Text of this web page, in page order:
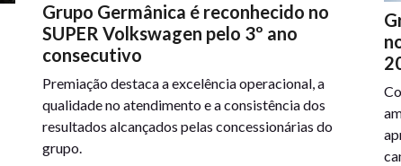
Grupo Germânica é reconhecido no
SUPER Volkswagen pelo 3º ano
consecutivo
Premiação destaca a excelência operacional, a
qualidade no atendimento e a consistência dos
resultados alcançados pelas concessionárias do
grupo.